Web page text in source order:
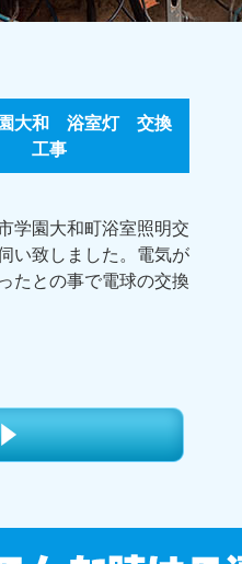
大和 浴室灯 交換
工事
学園大和町浴室照明交
い致しました。電気が
たとの事で電球の交換